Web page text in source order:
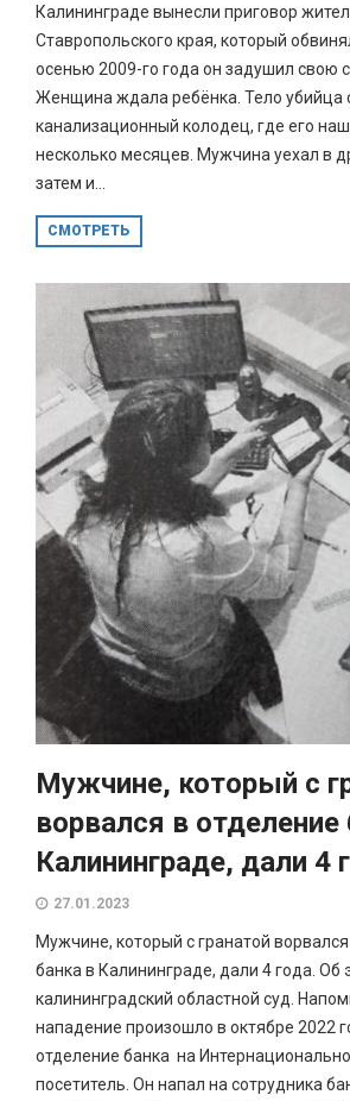
Калининграде вынесли приговор
Ставропольского края, который
осенью 2009-го года он задушил свою
Женщина ждала ребёнка. Тело убийца
канализационный колодец, где его
несколько месяцев. Мужчина уехал в
затем и...
СМОТРЕТЬ
Мужчине, который с
ворвался в отделение
Калининграде, дали 4
27.01.2023
Мужчине, который с гранатой
банка в Калининграде, дали 4 года. Об
калининградский областной суд.
нападение произошло в октябре 2022
отделение банка на
посетитель. Он напал на сотрудника